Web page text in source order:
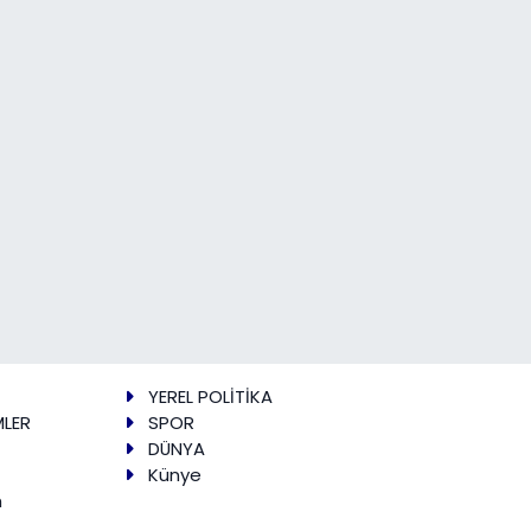
YEREL POLİTİKA
SPOR
DÜNYA
Künye